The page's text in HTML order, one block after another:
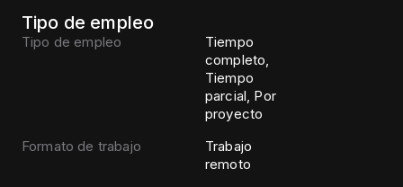
Tipo de empleo
Tipo de empleo
Tiempo
completo,
Tiempo
parcial, Por
proyecto
Formato de trabajo
Trabajo
remoto